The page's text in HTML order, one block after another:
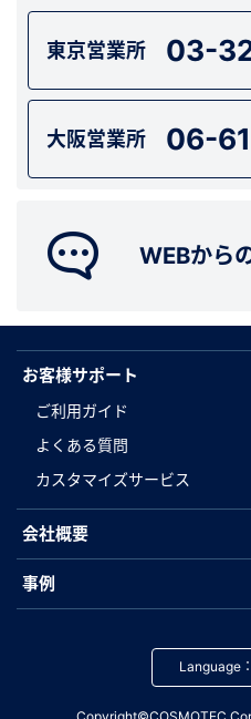
東京営業所 03-
大阪営業所 06-
WEBから
お客様サポート
ご利用ガイド
よくある質問
カスタマイズサービス
会社概要
事例
Language：